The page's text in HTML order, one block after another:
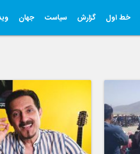
خط اول گزارش سیاست جهان